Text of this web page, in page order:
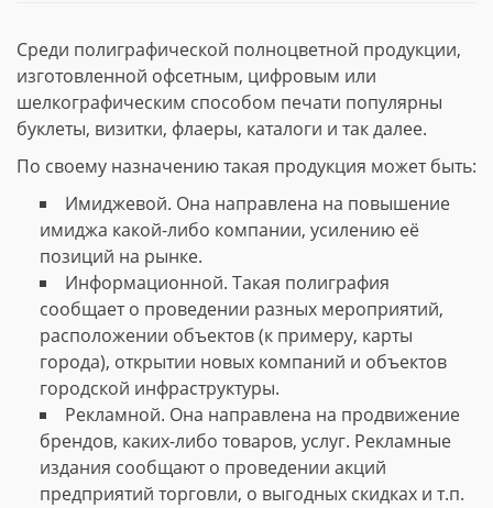
Среди полиграфической полноцветной продукции,
изготовленной офсетным, цифровым или
шелкографическим способом печати популярны
буклеты, визитки, флаеры, каталоги и так далее.
По своему назначению такая продукция может быть:
Имиджевой. Она направлена на повышение
имиджа какой-либо компании, усилению её
позиций на рынке.
Информационной. Такая полиграфия
сообщает о проведении разных мероприятий,
расположении объектов (к примеру, карты
города), открытии новых компаний и объектов
городской инфраструктуры.
Рекламной. Она направлена на продвижение
брендов, каких-либо товаров, услуг. Рекламные
издания сообщают о проведении акций
предприятий торговли, о выгодных скидках и т.п.